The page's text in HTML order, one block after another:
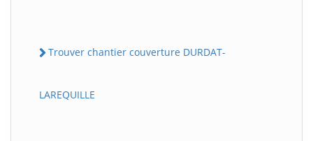
Trouver chantier couverture DURDAT-
LAREQUILLE